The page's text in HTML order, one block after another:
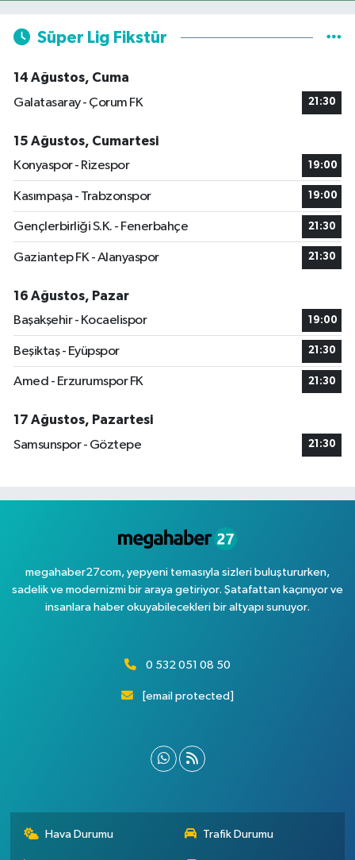
Süper Lig Fikstür
14 Ağustos, Cuma
Galatasaray - Çorum FK
21:30
15 Ağustos, Cumartesi
Konyaspor - Rizespor
19:00
Kasımpaşa - Trabzonspor 19:00
Gençlerbirliği S.K. - Fenerbahçe 21:30
Gaziantep FK - Alanyaspor 21:30
16 Ağustos, Pazar
Başakşehir - Kocaelispor
19:00
Beşiktaş - Eyüpspor 21:30
Amed - Erzurumspor FK 21:30
17 Ağustos, Pazartesi
Samsunspor - Göztepe
21:30
megahaber27com, yepyeni temasıyla sizleri buluştururken,
sadelik ve modernizmi bir araya getiriyor. Şatafattan kaçınıyor ve
insanlara haber okuyabilecekleri bir altyapı sunuyor.
0 532 051 08 50
[email protected]
Hava Durumu Trafik Durumu